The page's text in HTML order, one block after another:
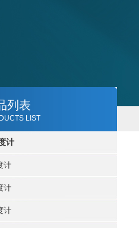
列表
LIST
计
计
计
计